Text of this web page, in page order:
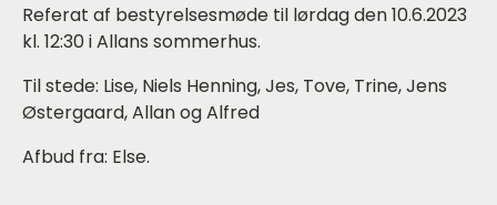
Referat af bestyrelsesmøde til lørdag den 10.6.2023
kl. 12:30 i Allans sommerhus.
Til stede: Lise, Niels Henning, Jes, Tove, Trine, Jens
Østergaard, Allan og Alfred
Afbud fra: Else.